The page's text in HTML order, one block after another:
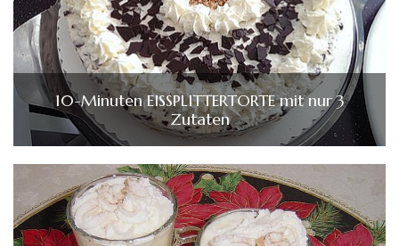
10-Minuten EISSPLITTERTORTE mit nur 3
Zutaten